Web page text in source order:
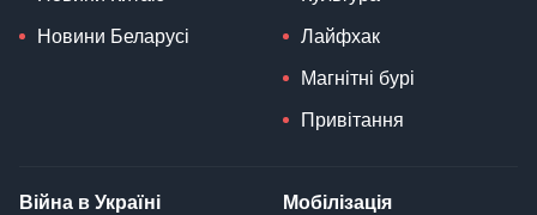
Новини Беларусі Лайфхак
Магнітні бурі
Привітання
Війна в Україні Мобілізація